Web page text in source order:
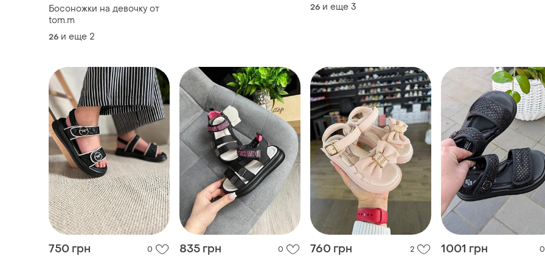
Босоножки на девочку от
tom.m
26 и еще 2
26 и еще 3
750 грн 0 835 грн 0 760 грн 2 1001 грн 0